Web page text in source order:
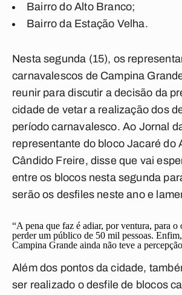
Bairro do Alto Branco;
Bairro da Estação Velha.
Nesta segunda (15), os
carnavalescos de Campina
reunir para discutir a decisão da
cidade de vetar a realização dos
período carnavalesco. Ao Jornal
representante do bloco Jacaré do
Cândido Freire, disse que vai
entre os blocos nesta segunda
serão os desfiles neste ano e
“A pena que faz é adiar, por ventura, para
perder um público de 50 mil pessoas.
Campina Grande ainda não teve a
Além dos pontos da cidade,
ser realizado o desfile de blocos